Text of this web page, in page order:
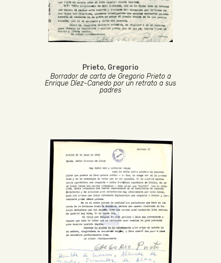
Prieto, Gregorio
Borrador de carta de Gregorio Prieto a
Enrique Díez-Canedo por un retrato a sus
padres